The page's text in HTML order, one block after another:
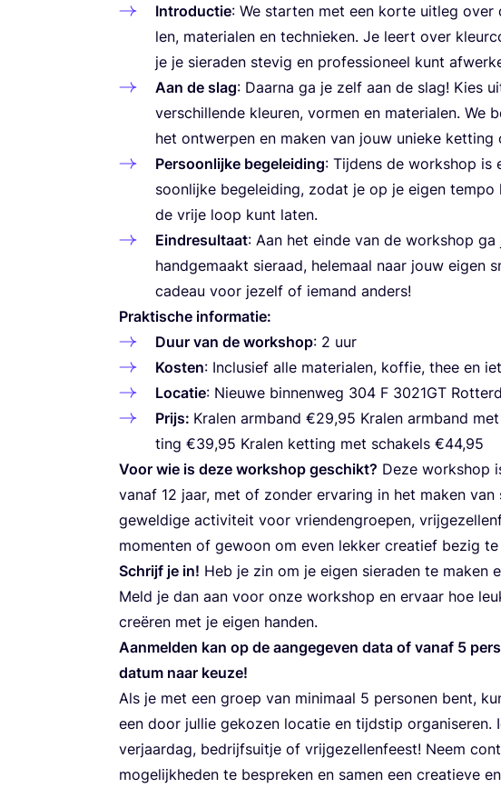
Intro­duc­tie: We star­ten met een kor­te uit­leg
len, mate­ri­a­len en tech­nie­ken. Je leert over
je je sie­ra­den ste­vig en pro­fes­si­o­neel kunt
Aan de slag: Daar­na ga je zelf aan de slag! Kies
ver­schil­len­de kleu­ren, vor­men en mate­ri­a­len. We
het ont­wer­pen en maken van jouw unie­ke ket­ting
Per­soon­lij­ke bege­lei­ding: Tij­dens de work­shop
soon­lij­ke bege­lei­ding, zodat je op je eigen
de vrije loop kunt laten.
Eind­re­sul­taat: Aan het ein­de van de work­shop
hand­ge­maakt sie­raad, hele­maal naar jouw eigen
cadeau voor jezelf of iemand anders!
Prak­ti­sche informatie:
Duur van de work­shop: 2 uur
Kos­ten: Inclu­sief alle mate­ri­a­len, kof­fie, thee en
Loca­tie: Nieu­we bin­nen­weg 304 F 3021GT
Prijs: Kra­len arm­band €29,95 Kra­len arm­band
ting €39,95 Kra­len ket­ting met scha­kels €44,95
Voor wie is deze work­shop geschikt? Deze work­shop
van­af 12 jaar, met of zon­der erva­ring in het maken van
gewel­di­ge acti­vi­teit voor vrien­den­groe­pen,
momen­ten of gewoon om even lek­ker cre­a­tief bezig te
Schrijf je in! Heb je zin om je eigen sie­ra­den te maken
Meld je dan aan voor onze work­shop en ervaar hoe
cre­ë­ren met je eigen handen.
Aan­mel­den kan op de aan­ge­ge­ven data of van­af 5
datum naar keuze!
Als je met een groep van mini­maal 5 per­so­nen bent,
een door jul­lie geko­zen loca­tie en tijd­stip orga­ni­se­ren.
ver­jaar­dag, bedrijfs­uit­je of vrij­ge­zel­len­feest! Neem
moge­lijk­he­den te bespre­ken en samen een cre­a­tie­ve